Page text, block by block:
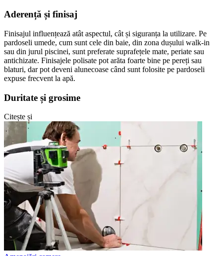
Aderență și finisaj
Finisajul influențează atât aspectul, cât și siguranța la utilizare. Pe
pardoseli umede, cum sunt cele din baie, din zona dușului walk-in
sau din jurul piscinei, sunt preferate suprafețele mate, periate sau
antichizate. Finisajele polisate pot arăta foarte bine pe pereți sau
blaturi, dar pot deveni alunecoase când sunt folosite pe pardoseli
expuse frecvent la apă.
Duritate și grosime
Citește și